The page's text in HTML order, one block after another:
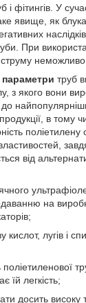
і фітингів. У
явище, як
При
неможливо.
параметри труб
з якого вони
до
в тому
від
на
кислот, лугів і
поліетиленової
їй легкість;
досить